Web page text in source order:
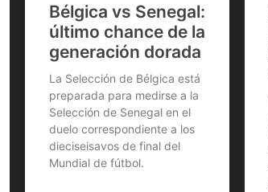
Bélgica vs Senegal:
último chance de la
generación dorada
La Selección de Bélgica está
preparada para medirse a la
Selección de Senegal en el
duelo correspondiente a los
dieciseisavos de final del
Mundial de fútbol.